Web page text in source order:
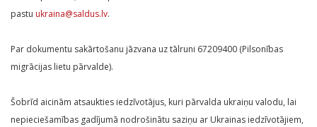
pastu ukraina@saldus.lv.
Par dokumentu sakārtošanu jāzvana uz tālruni 67209400 (Pilsonības
migrācijas lietu pārvalde).
Šobrīd aicinām atsaukties iedzīvotājus, kuri pārvalda ukraiņu valodu, lai
nepieciešamības gadījumā nodrošinātu saziņu ar Ukrainas iedzīvotājiem,